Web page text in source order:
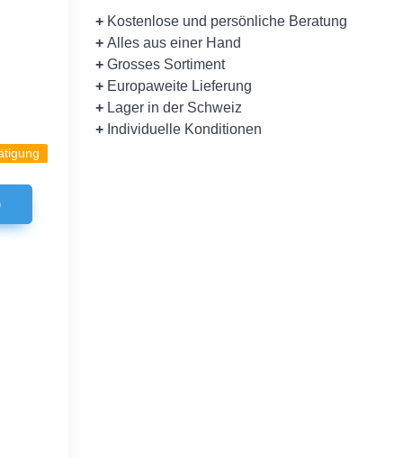
+ Kostenlose und persönliche Beratung
+ Alles aus einer Hand
+ Grosses Sortiment
+ Europaweite Lieferung
+ Lager in der Schweiz
+ Individuelle Konditionen